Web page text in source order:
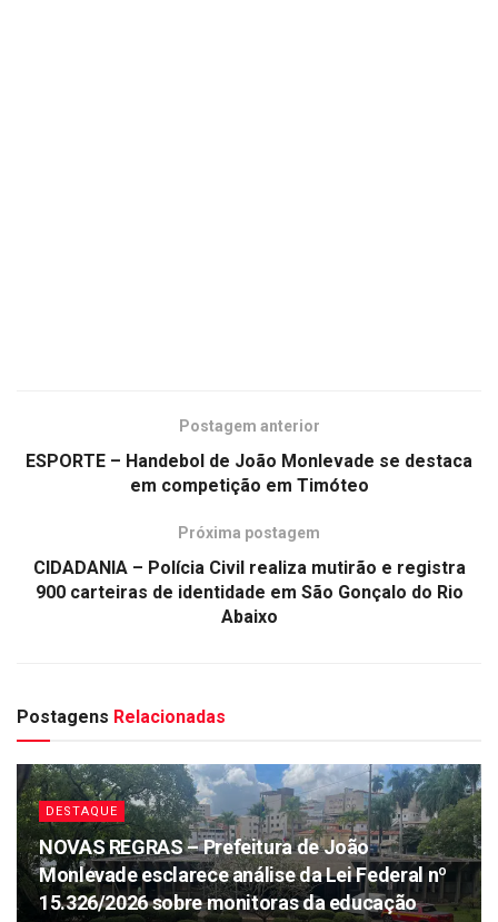
Postagem anterior
ESPORTE – Handebol de João Monlevade se destaca
em competição em Timóteo
Próxima postagem
CIDADANIA – Polícia Civil realiza mutirão e registra
900 carteiras de identidade em São Gonçalo do Rio
Abaixo
Postagens Relacionadas
DESTAQUE
NOVAS REGRAS – Prefeitura de João
Monlevade esclarece análise da Lei Federal nº
15.326/2026 sobre monitoras da educação